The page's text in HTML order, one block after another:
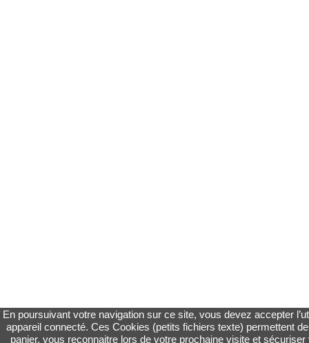
En poursuivant votre navigation sur ce site, vous devez accepter
appareil connecté. Ces Cookies (petits fichiers texte) permettent
panier, vous reconnaitre lors de votre prochaine visite et